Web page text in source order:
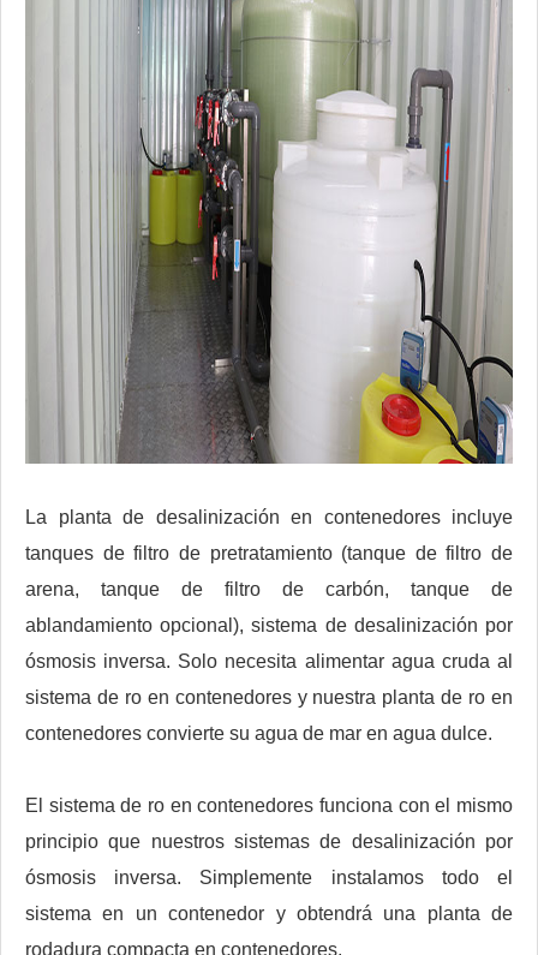
La planta de desalinización en contenedores incluye
tanques de filtro de pretratamiento (tanque de filtro de
arena, tanque de filtro de carbón, tanque de
ablandamiento opcional), sistema de desalinización por
ósmosis inversa. Solo necesita alimentar agua cruda al
sistema de ro en contenedores y nuestra planta de ro en
contenedores convierte su agua de mar en agua dulce.
El sistema de ro en contenedores funciona con el mismo
principio que nuestros sistemas de desalinización por
ósmosis inversa. Simplemente instalamos todo el
sistema en un contenedor y obtendrá una planta de
rodadura compacta en contenedores.